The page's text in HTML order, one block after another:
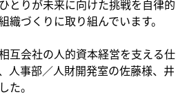
とりが未来に向けた挑戦を自律的
織づくりに取り組んでいます。
互会社の人的資本経営を支える仕
人事部／人財開発室の佐藤様、井
た。